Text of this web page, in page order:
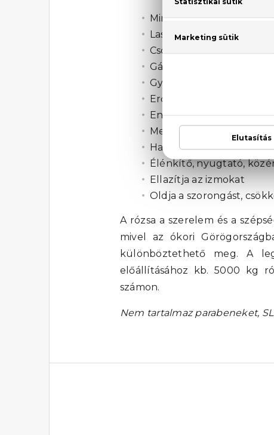
Minden bőrtípusra
Lassítja a korai öregedést
Csökkenti a bőr
Gátolja a herpesz
Gyógyír a migrén és a
Erősíti a hajszálereket
Enyhíti az ekcéma és a
Megnyugtatja a
Hatásos a narancsbőr
Élénkítő, nyugtató,
Ellazítja az izmokat
Oldja a szorongást,
A rózsa a szerelem és a
mivel az ókori
különböztethető meg. A
előállításához kb. 5000 kg
számon.
Nem tartalmaz parabeneket,